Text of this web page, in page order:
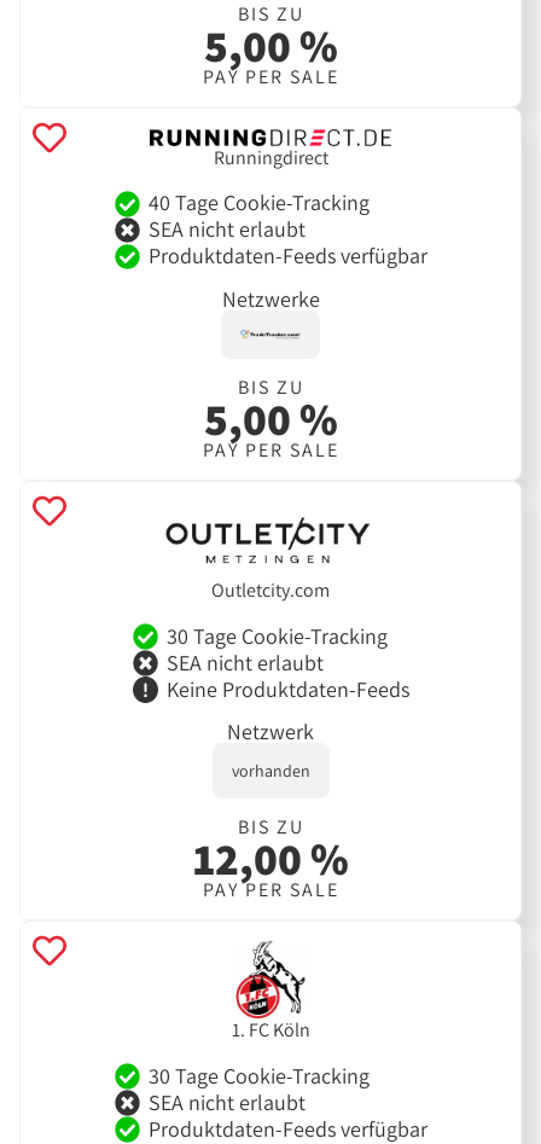
BIS ZU
5,00 %
PAY PER SALE
Runningdirect
40 Tage Cookie-Tracking
SEA nicht erlaubt
Produktdaten-Feeds verfügbar
Netzwerke
BIS ZU
5,00 %
PAY PER SALE
Outletcity.com
30 Tage Cookie-Tracking
SEA nicht erlaubt
Keine Produktdaten-Feeds
Netzwerk
vorhanden
BIS ZU
12,00 %
PAY PER SALE
1. FC Köln
30 Tage Cookie-Tracking
SEA nicht erlaubt
Produktdaten-Feeds verfügbar